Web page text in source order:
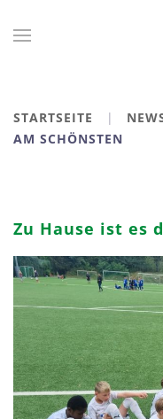
Zum Hauptinhalt
STARTSEITE
AM SCHÖNSTEN
Zu Hause ist es